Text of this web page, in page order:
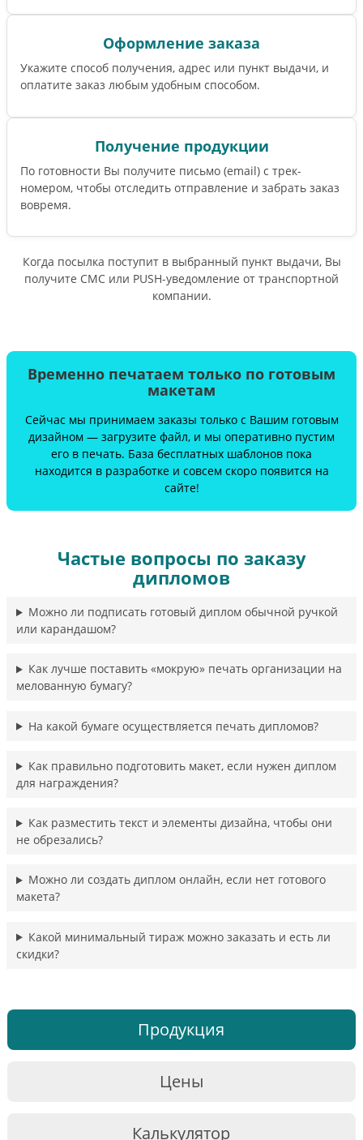
Оформление заказа
Укажите способ получения, адрес или пункт выдачи, и
оплатите заказ любым удобным способом.
Получение продукции
По готовности Вы получите письмо (email) c трек-
номером, чтобы отследить отправление и забрать заказ
вовремя.
Когда посылка поступит в выбранный пункт выдачи, Вы
получите СМС или PUSH-уведомление от транспортной
компании.
Временно печатаем только по готовым
макетам
Сейчас мы принимаем заказы только с Вашим готовым
дизайном — загрузите файл, и мы оперативно пустим
его в печать. База бесплатных шаблонов пока
находится в разработке и совсем скоро появится на
сайте!
Частые вопросы по заказу
дипломов
Можно ли подписать готовый диплом обычной ручкой
или карандашом?
Как лучше поставить «мокрую» печать организации на
мелованную бумагу?
На какой бумаге осуществляется печать дипломов?
Как правильно подготовить макет, если нужен диплом
для награждения?
Как разместить текст и элементы дизайна, чтобы они
не обрезались?
Можно ли создать диплом онлайн, если нет готового
макета?
Какой минимальный тираж можно заказать и есть ли
скидки?
Продукция
Цены
Калькулятор